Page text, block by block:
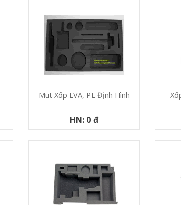
Mut Xốp EVA, PE Định Hình
HN: 0 đ